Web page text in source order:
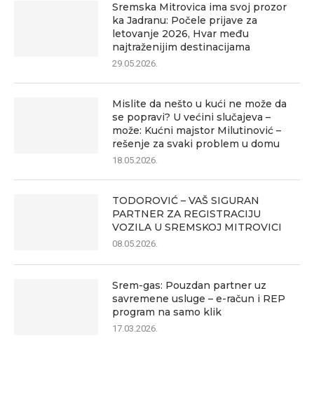
Sremska Mitrovica ima svoj prozor
ka Jadranu: Počele prijave za
letovanje 2026, Hvar među
najtraženijim destinacijama
29.05.2026.
Mislite da nešto u kući ne može da
se popravi? U većini slučajeva –
može: Kućni majstor Milutinović –
rešenje za svaki problem u domu
18.05.2026.
TODOROVIĆ – VAŠ SIGURAN
PARTNER ZA REGISTRACIJU
VOZILA U SREMSKOJ MITROVICI
08.05.2026.
Srem-gas: Pouzdan partner uz
savremene usluge – e-račun i REP
program na samo klik
17.03.2026.